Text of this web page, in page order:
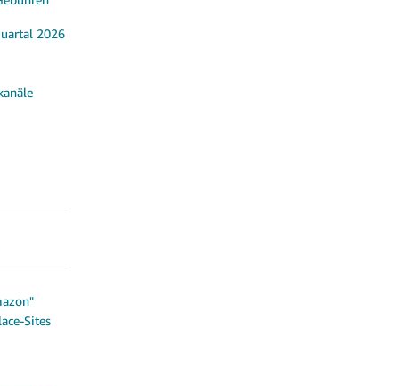
2026
Sites